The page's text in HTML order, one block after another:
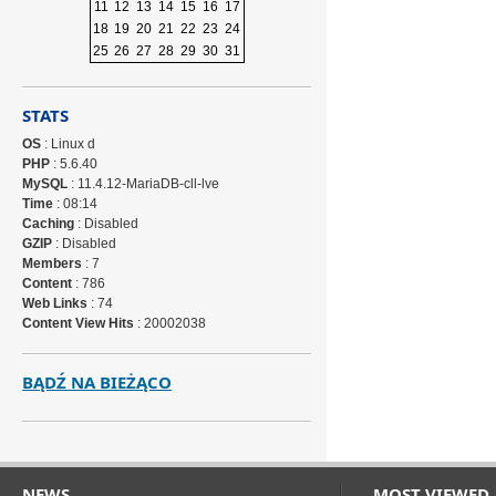
11 12 13 14 15 16 17
18 19 20 21 22 23 24
25 26 27 28 29 30 31
STATS
OS : Linux d
PHP : 5.6.40
MySQL : 11.4.12-MariaDB-cll-lve
Time : 08:14
Caching : Disabled
GZIP : Disabled
Members : 7
Content : 786
Web Links : 74
Content View Hits : 20002038
BĄDŹ NA BIEŻĄCO